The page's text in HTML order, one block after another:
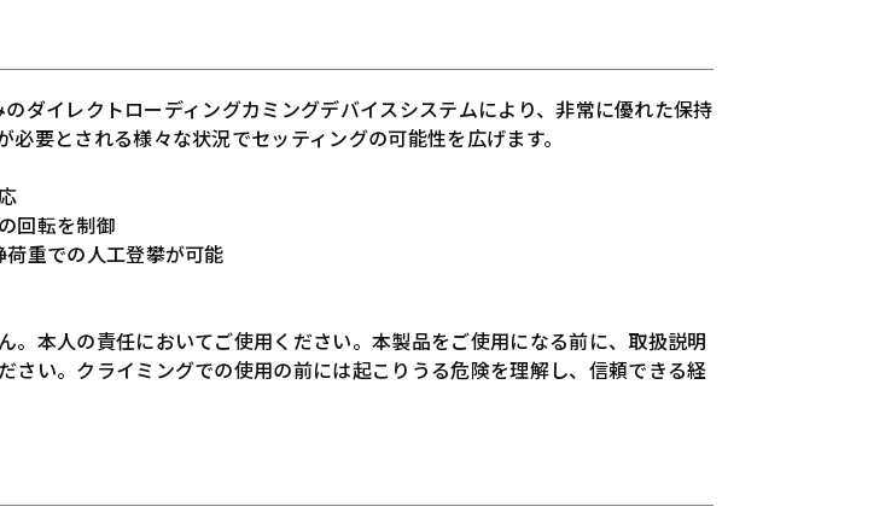
ダイレクトローディングカミングデバイスシステムにより、非常に優れた保持
要とされる様々な状況でセッティングの可能性を広げます。
回転を制御
重での人工登攀が可能
本人の責任においてご使用ください。本製品をご使用になる前に、取扱説明
い。クライミングでの使用の前には起こりうる危険を理解し、信頼できる経